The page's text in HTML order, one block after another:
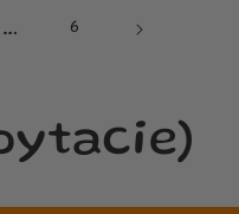
… 6